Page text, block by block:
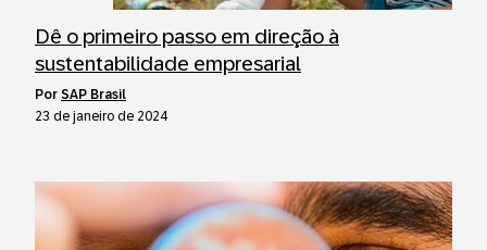
Dê o primeiro passo em direção à
sustentabilidade empresarial
por SAP Brasil
23 de janeiro de 2024